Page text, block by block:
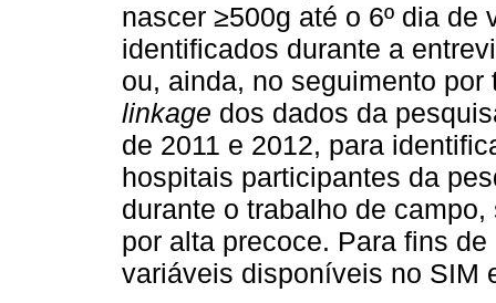
nascer ≥500g até o 6º dia de
identificados durante a
ou, ainda, no seguimento
linkage dos dados da
de 2011 e 2012, para
hospitais participantes da
durante o trabalho de
por alta precoce. Para fins
variáveis disponíveis no SIM